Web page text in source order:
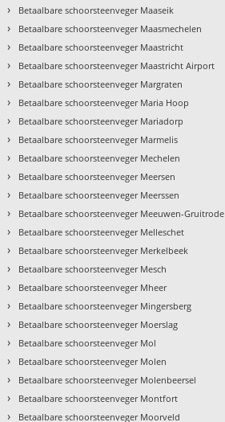
› Betaalbare schoorsteenveger Maaseik
› Betaalbare schoorsteenveger Maasmechelen
› Betaalbare schoorsteenveger Maastricht
› Betaalbare schoorsteenveger Maastricht Airport
› Betaalbare schoorsteenveger Margraten
› Betaalbare schoorsteenveger Maria Hoop
› Betaalbare schoorsteenveger Mariadorp
› Betaalbare schoorsteenveger Marmelis
› Betaalbare schoorsteenveger Mechelen
› Betaalbare schoorsteenveger Meersen
› Betaalbare schoorsteenveger Meerssen
› Betaalbare schoorsteenveger Meeuwen-Gruitrode
› Betaalbare schoorsteenveger Melleschet
› Betaalbare schoorsteenveger Merkelbeek
› Betaalbare schoorsteenveger Mesch
› Betaalbare schoorsteenveger Mheer
› Betaalbare schoorsteenveger Mingersberg
› Betaalbare schoorsteenveger Moerslag
› Betaalbare schoorsteenveger Mol
› Betaalbare schoorsteenveger Molen
› Betaalbare schoorsteenveger Molenbeersel
› Betaalbare schoorsteenveger Montfort
› Betaalbare schoorsteenveger Moorveld